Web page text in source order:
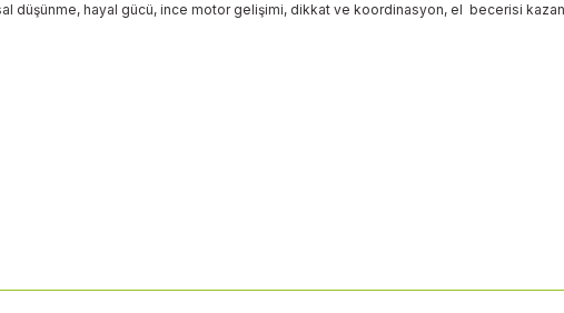
düşünme, hayal gücü, ince motor gelişimi, dikkat ve koordinasyon, el becerisi